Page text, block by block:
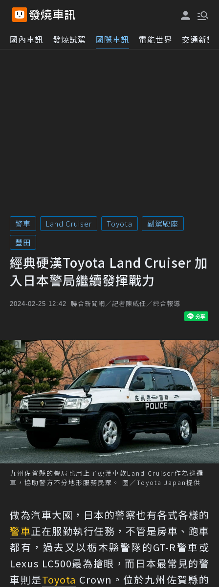
國內車訊 發燒試駕 國際車訊 電能世界 交通新訊
警車 Land Cruiser Toyota
副駕駛座
豐田
經典硬漢Toyota Land Cruiser 加
入日本警局繼續發揮戰力
2024-02-25 12:42 聯合新聞網／記者陳威任／綜合報導
九州佐賀縣的警局也用上了硬漢車款Land Cruiser作為巡邏
車，協助警方不分地形服務民眾。 圖／Toyota Japan提供
做為汽車大國，日本的警察也有各式各樣的
警車正在服勤執行任務，不管是房車、跑車
都有，過去又以栃木縣警隊的GT-R警車或
Lexus LC500最為搶眼，而日本最常見的警
車則是Toyota Crown。位於九州佐賀縣的